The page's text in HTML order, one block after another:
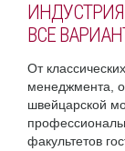
ВСЕ
От
менеджмента,
швейцарской
факультетов